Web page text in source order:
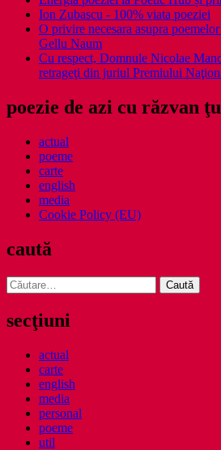
Ion Zubascu - 100% viata poeziei
O privire necesara asupra
Gellu Naum
Cu respect, Domnule Nicolae
retrageţi din juriul Premiului
poezie de azi cu răzvan
actual
poeme
carte
english
media
Cookie Policy (EU)
caută
Caută
după:
secţiuni
actual
carte
english
media
personal
poeme
util